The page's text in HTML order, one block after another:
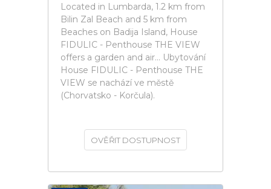
Located in Lumbarda, 1.2 km from
Bilin Zal Beach and 5 km from
Beaches on Badija Island, House
FIDULIC - Penthouse THE VIEW
offers a garden and air... Ubytování
House FIDULIC - Penthouse THE
VIEW se nachází ve městě
(Chorvatsko - Korčula).
OVĚŘIT DOSTUPNOST